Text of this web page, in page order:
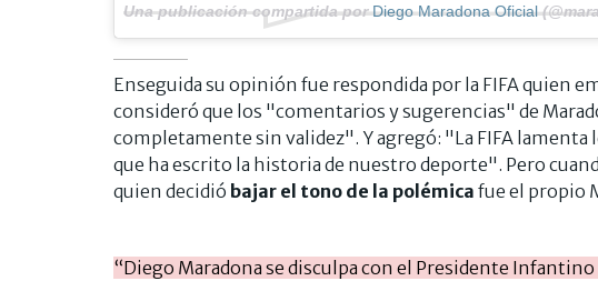
Una publicación compartida porDiego Maradona Oficial
Enseguida su opinión fue respondida por la FIFA quien
consideró que los "comentarios y sugerencias" de
completamente sin validez". Y agregó: "La FIFA
que ha escrito la historia de nuestro deporte". Pero
quien decidió bajar el tono de la polémica fue el propio
“Diego Maradona se disculpa con el Presidente